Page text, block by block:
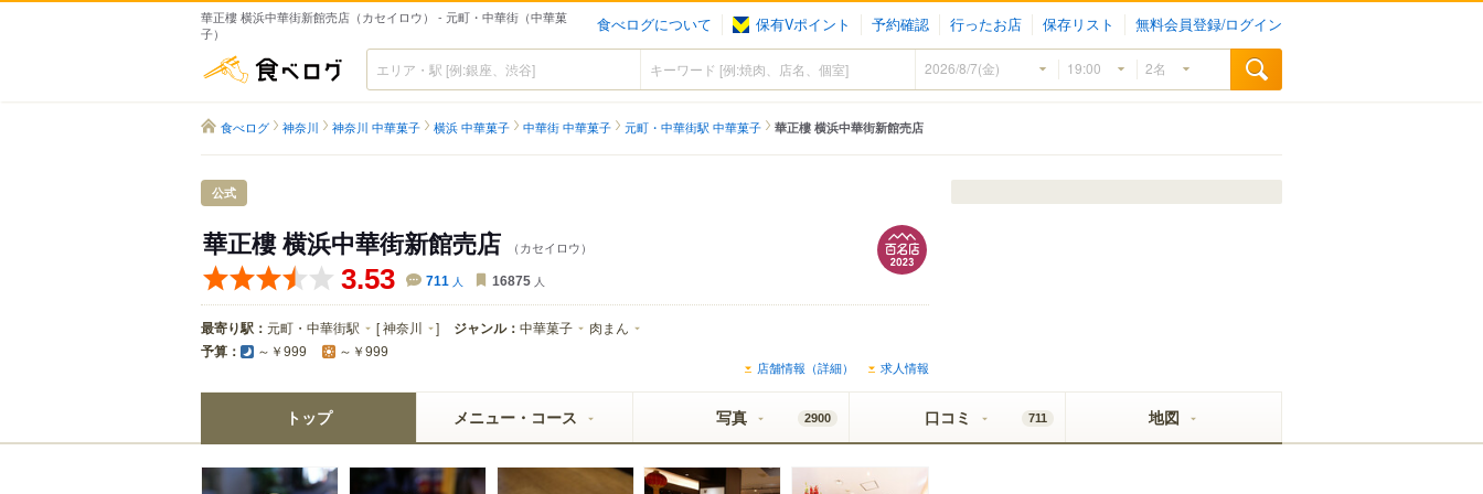
華正樓 横浜中華街新館売店（カセイロウ） - 元町・中華街（中華菓
子）
食べログについて 保有Vポイント 予約確認 行ったお店 保存リスト 無料会員登録/ログイン
食べログ
食べログ 神奈川 神奈川 中華菓子 横浜 中華菓子 中華街 中華菓子 元町・中華街駅 中華菓子 華正樓 横浜中華街新館売店
公式
華正樓 横浜中華街新館売店 （カセイロウ）
3.53 711 人 16875 人
最寄り駅： 元町・中華街駅 [神奈川 ] ジャンル： 中華菓子 肉まん
予算： ～￥999 ～￥999
店舗情報（詳細） 求人情報
トップ メニュー・コース 写真 2900 口コミ 711 地図